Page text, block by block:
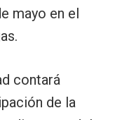
mayo en el
contará
de la